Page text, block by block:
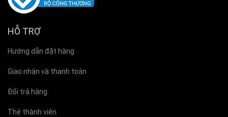
HỖ TRỢ
Hướng dẫn đặt hàng
Giao nhận và thanh toán
Đổi trả hàng
Thẻ thành viên